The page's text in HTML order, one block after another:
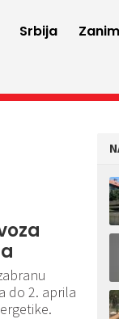
Srbija
do 2. aprila